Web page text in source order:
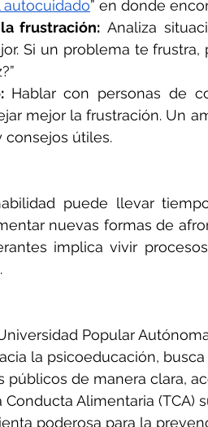
” en donde
frustración: Analiza
Si un problema te frustra,
Hablar con personas de
mejor la frustración. Un
consejos útiles.
puede llevar
nuevas formas de
implica vivir
Popular
la psicoeducación,
públicos de manera clara,
Conducta Alimentaria
poderosa para la